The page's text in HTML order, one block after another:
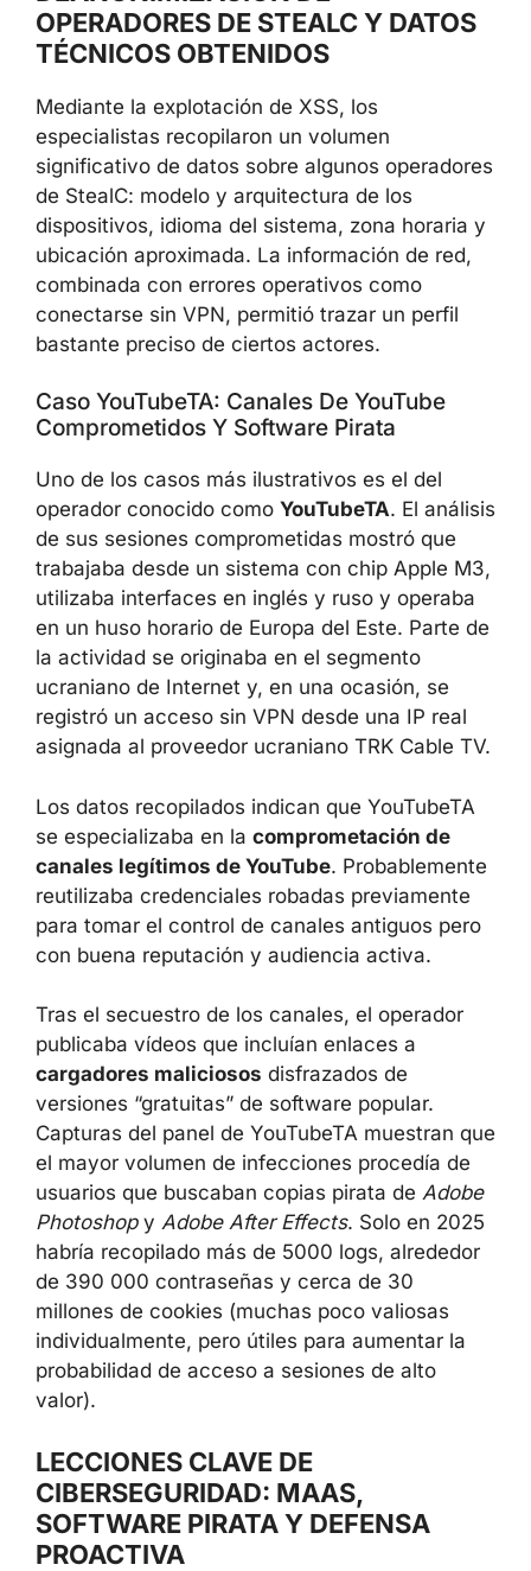
OPERADORES DE STEALC Y DATOS
TÉCNICOS OBTENIDOS
Mediante la explotación de XSS, los
especialistas recopilaron un volumen
significativo de datos sobre algunos operadores
de StealC: modelo y arquitectura de los
dispositivos, idioma del sistema, zona horaria y
ubicación aproximada. La información de red,
combinada con errores operativos como
conectarse sin VPN, permitió trazar un perfil
bastante preciso de ciertos actores.
Caso YouTubeTA: Canales De YouTube
Comprometidos Y Software Pirata
Uno de los casos más ilustrativos es el del
operador conocido como YouTubeTA. El análisis
de sus sesiones comprometidas mostró que
trabajaba desde un sistema con chip Apple M3,
utilizaba interfaces en inglés y ruso y operaba
en un huso horario de Europa del Este. Parte de
la actividad se originaba en el segmento
ucraniano de Internet y, en una ocasión, se
registró un acceso sin VPN desde una IP real
asignada al proveedor ucraniano TRK Cable TV.
Los datos recopilados indican que YouTubeTA
se especializaba en la comprometación de
canales legítimos de YouTube. Probablemente
reutilizaba credenciales robadas previamente
para tomar el control de canales antiguos pero
con buena reputación y audiencia activa.
Tras el secuestro de los canales, el operador
publicaba vídeos que incluían enlaces a
cargadores maliciosos disfrazados de
versiones “gratuitas” de software popular.
Capturas del panel de YouTubeTA muestran que
el mayor volumen de infecciones procedía de
usuarios que buscaban copias pirata de Adobe
Photoshopy Adobe After Effects. Solo en 2025
habría recopilado más de 5000 logs, alrededor
de 390 000 contraseñas y cerca de 30
millones de cookies (muchas poco valiosas
individualmente, pero útiles para aumentar la
probabilidad de acceso a sesiones de alto
valor).
LECCIONES CLAVE DE
CIBERSEGURIDAD: MAAS,
SOFTWARE PIRATA Y DEFENSA
PROACTIVA